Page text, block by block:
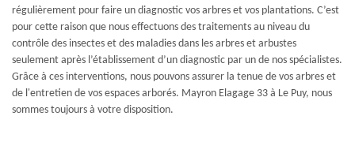
régulièrement pour faire un diagnostic vos arbres et vos plantations. C’est
pour cette raison que nous effectuons des traitements au niveau du
contrôle des insectes et des maladies dans les arbres et arbustes
seulement après l’établissement d’un diagnostic par un de nos spécialistes.
Grâce à ces interventions, nous pouvons assurer la tenue de vos arbres et
de l'entretien de vos espaces arborés. Mayron Elagage 33 à Le Puy, nous
sommes toujours à votre disposition.